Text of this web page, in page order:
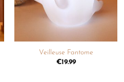
Veilleuse Fantome
€19.99